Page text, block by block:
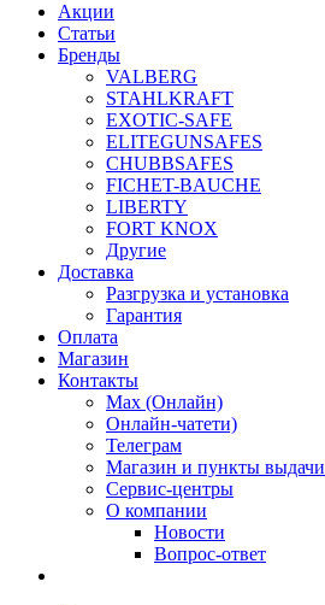
Акции
Статьи
Бренды
VALBERG
STAHLKRAFT
EXOTIC-SAFE
ELITEGUNSAFES
CHUBBSAFES
FICHET-BAUCHE
LIBERTY
FORT KNOX
Другие
Доставка
Разгрузка и установка
Гарантия
Оплата
Магазин
Контакты
Max (Онлайн)
Онлайн-чатети)
Телеграм
Магазин и пункты выдачи
Сервис-центры
О компании
Новости
Вопрос-ответ